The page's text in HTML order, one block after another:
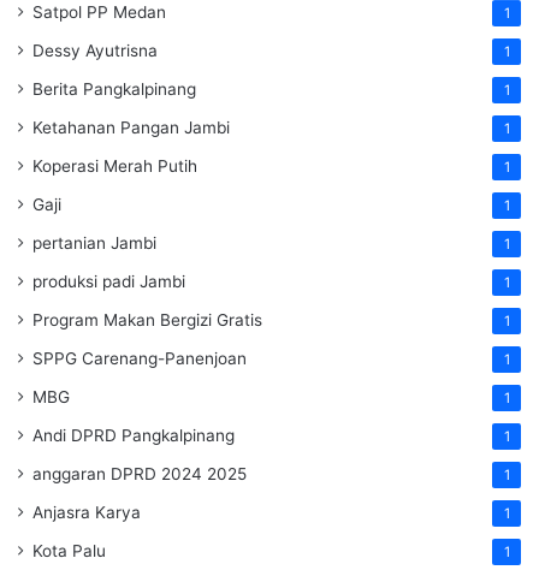
Satpol PP Medan 1
Dessy Ayutrisna 1
Berita Pangkalpinang 1
Ketahanan Pangan Jambi 1
Koperasi Merah Putih 1
Gaji 1
pertanian Jambi 1
produksi padi Jambi 1
Program Makan Bergizi Gratis 1
SPPG Carenang-Panenjoan 1
MBG 1
Andi DPRD Pangkalpinang 1
anggaran DPRD 2024 2025 1
Anjasra Karya 1
Kota Palu 1